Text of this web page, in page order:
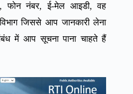
फोन नंबर, ई-मेल आइडी, वह
जिससे आप जानकारी लेना
में आप सूचना पाना चाहते हैं